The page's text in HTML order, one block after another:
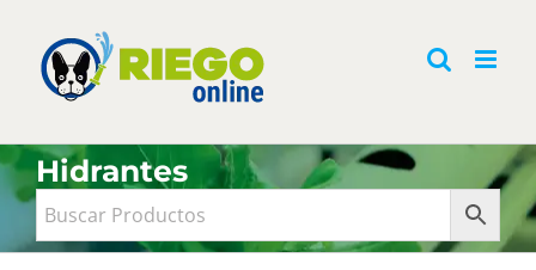
contenido
Hidrantes